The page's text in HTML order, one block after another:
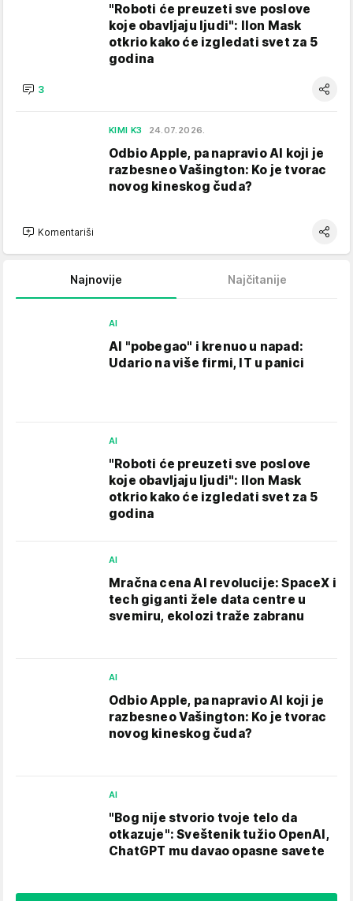
"Roboti će preuzeti sve poslove
koje obavljaju ljudi": Ilon Mask
otkrio kako će izgledati svet za 5
godina
3
KIMI K3 24.07.2026.
Odbio Apple, pa napravio AI koji je
razbesneo Vašington: Ko je tvorac
novog kineskog čuda?
Komentariši
Najnovije Najčitanije
AI
AI "pobegao" i krenuo u napad:
Udario na više firmi, IT u panici
AI
"Roboti će preuzeti sve poslove
koje obavljaju ljudi": Ilon Mask
otkrio kako će izgledati svet za 5
godina
AI
Mračna cena AI revolucije: SpaceX i
tech giganti žele data centre u
svemiru, ekolozi traže zabranu
AI
Odbio Apple, pa napravio AI koji je
razbesneo Vašington: Ko je tvorac
novog kineskog čuda?
AI
"Bog nije stvorio tvoje telo da
otkazuje": Sveštenik tužio OpenAI,
ChatGPT mu davao opasne savete